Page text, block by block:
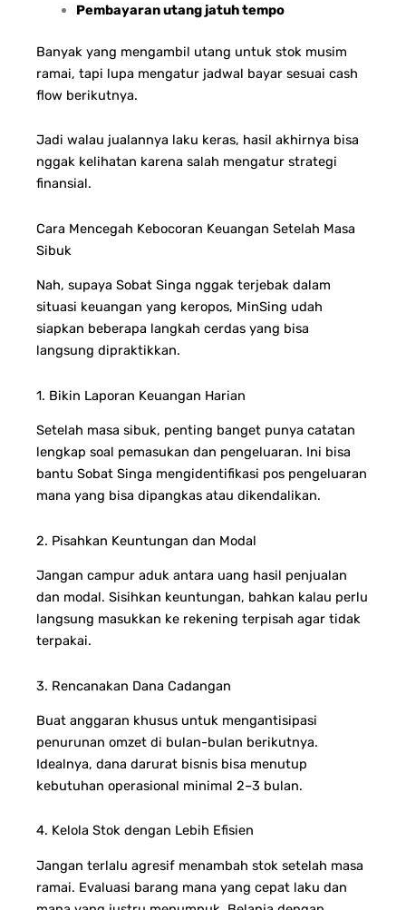
Pembayaran utang jatuh tempo
Banyak yang mengambil utang untuk stok musim
ramai, tapi lupa mengatur jadwal bayar sesuai cash
flow berikutnya.
Jadi walau jualannya laku keras, hasil akhirnya bisa
nggak kelihatan karena salah mengatur strategi
finansial.
Cara Mencegah Kebocoran Keuangan Setelah Masa
Sibuk
Nah, supaya Sobat Singa nggak terjebak dalam
situasi keuangan yang keropos, MinSing udah
siapkan beberapa langkah cerdas yang bisa
langsung dipraktikkan.
1. Bikin Laporan Keuangan Harian
Setelah masa sibuk, penting banget punya catatan
lengkap soal pemasukan dan pengeluaran. Ini bisa
bantu Sobat Singa mengidentifikasi pos pengeluaran
mana yang bisa dipangkas atau dikendalikan.
2. Pisahkan Keuntungan dan Modal
Jangan campur aduk antara uang hasil penjualan
dan modal. Sisihkan keuntungan, bahkan kalau perlu
langsung masukkan ke rekening terpisah agar tidak
terpakai.
3. Rencanakan Dana Cadangan
Buat anggaran khusus untuk mengantisipasi
penurunan omzet di bulan-bulan berikutnya.
Idealnya, dana darurat bisnis bisa menutup
kebutuhan operasional minimal 2–3 bulan.
4. Kelola Stok dengan Lebih Efisien
Jangan terlalu agresif menambah stok setelah masa
ramai. Evaluasi barang mana yang cepat laku dan